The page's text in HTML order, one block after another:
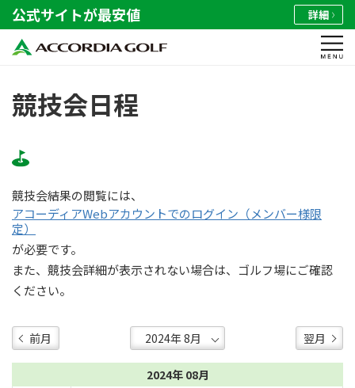
公式サイトが最安値 詳細
競技会日程
競技会結果の閲覧には、
アコーディアWebアカウントでのログイン（メンバー様限
定）
が必要です。
また、競技会詳細が表示されない場合は、ゴルフ場にご確認
ください。
前月 翌月
2024年 08月